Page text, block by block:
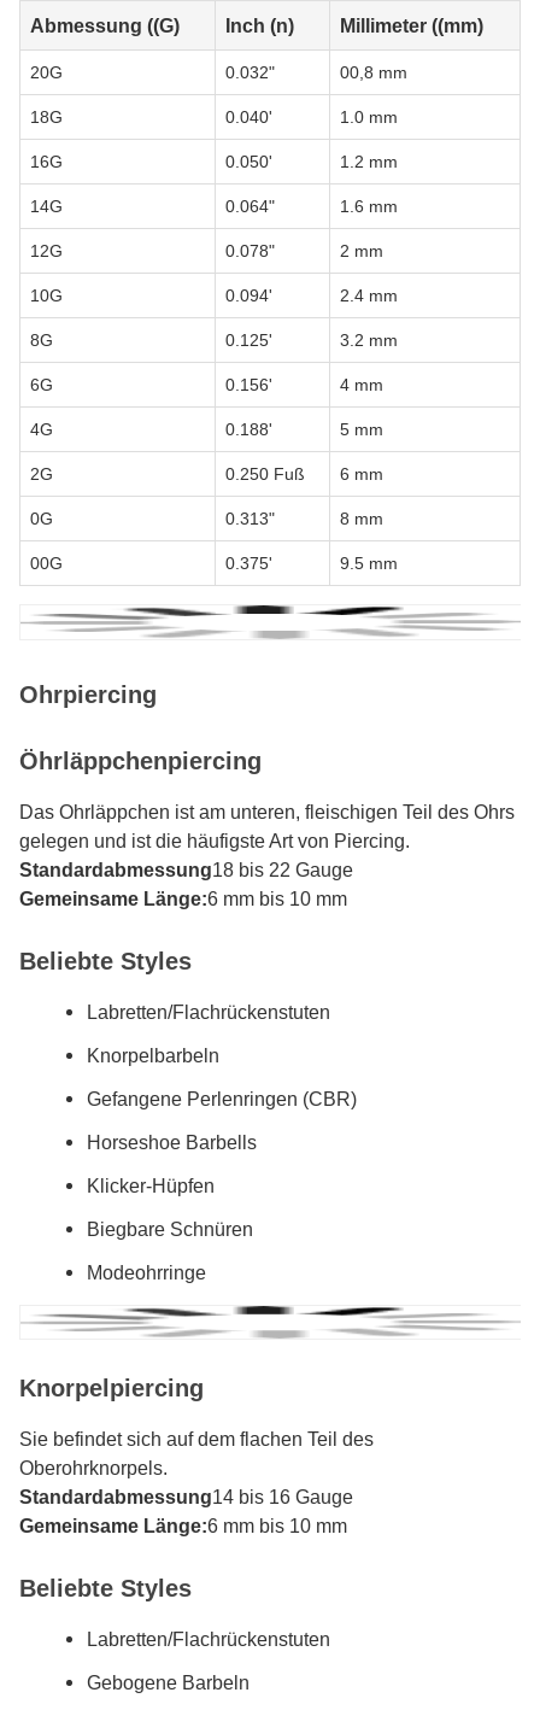
Abmessung ((G) Inch (n) Millimeter ((mm)
20G 0.032" 00,8 mm
18G 0.040' 1.0 mm
16G 0.050' 1.2 mm
14G 0.064" 1.6 mm
12G 0.078" 2 mm
10G 0.094' 2.4 mm
8G 0.125' 3.2 mm
6G 0.156' 4 mm
4G 0.188' 5 mm
2G 0.250 Fuß 6 mm
0G 0.313" 8 mm
00G 0.375' 9.5 mm
Ohrpiercing
Öhrläppchenpiercing
Das Ohrläppchen ist am unteren, fleischigen Teil des Ohrs
gelegen und ist die häufigste Art von Piercing.
Standardabmessung18 bis 22 Gauge
Gemeinsame Länge:6 mm bis 10 mm
Beliebte Styles
Labretten/Flachrückenstuten
Knorpelbarbeln
Gefangene Perlenringen (CBR)
Horseshoe Barbells
Klicker-Hüpfen
Biegbare Schnüren
Modeohrringe
Knorpelpiercing
Sie befindet sich auf dem flachen Teil des
Oberohrknorpels.
Standardabmessung14 bis 16 Gauge
Gemeinsame Länge:6 mm bis 10 mm
Beliebte Styles
Labretten/Flachrückenstuten
Gebogene Barbeln